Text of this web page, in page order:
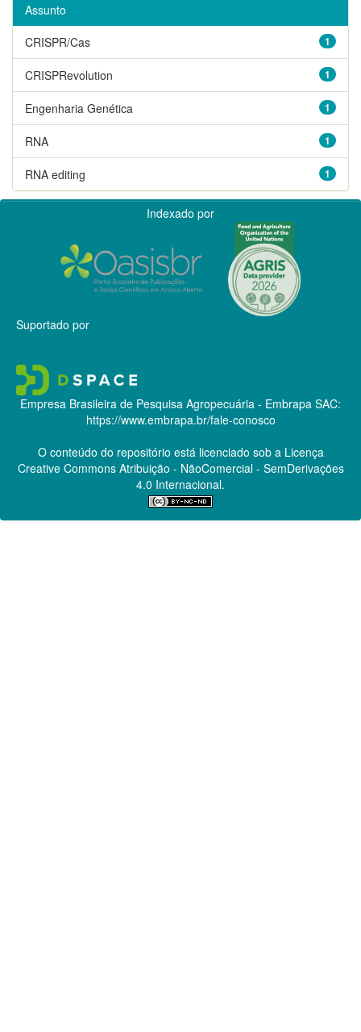
Assunto
1
CRISPR/Cas
1
CRISPRevolution
1
Engenharia Genética
1
RNA
1
RNA editing
Indexado por
Suportado por
Empresa Brasileira de Pesquisa Agropecuária - Embrapa SAC:
https://www.embrapa.br/fale-conosco
O conteúdo do repositório está licenciado sob a Licença
Creative CommonsAtribuição - NãoComercial - SemDerivações
4.0 Internacional.